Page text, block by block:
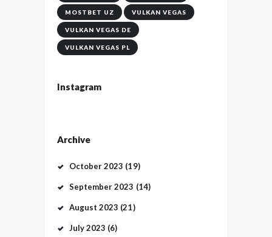
MOSTBET UZ VULKAN VEGAS
VULKAN VEGAS DE
VULKAN VEGAS PL
Instagram
Archive
October2023 (19)
September2023 (14)
August 2023 (21)
July2023 (6)